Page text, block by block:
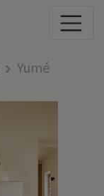
Yumé